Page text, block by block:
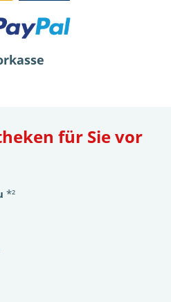
für Sie vor
*²